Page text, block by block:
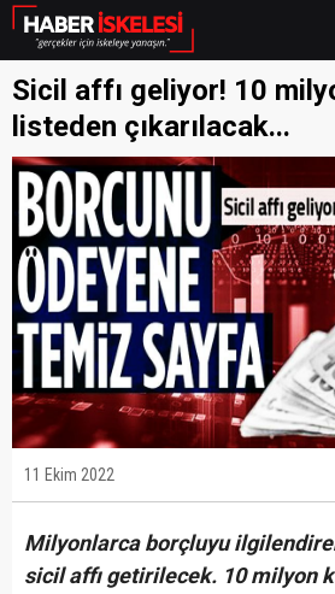
Sicil affı geliyor! 10
listeden çıkarılacak...
11 Ekim 2022
Milyonlarca borçluyu
sicil affı getirilecek. 10 milyon